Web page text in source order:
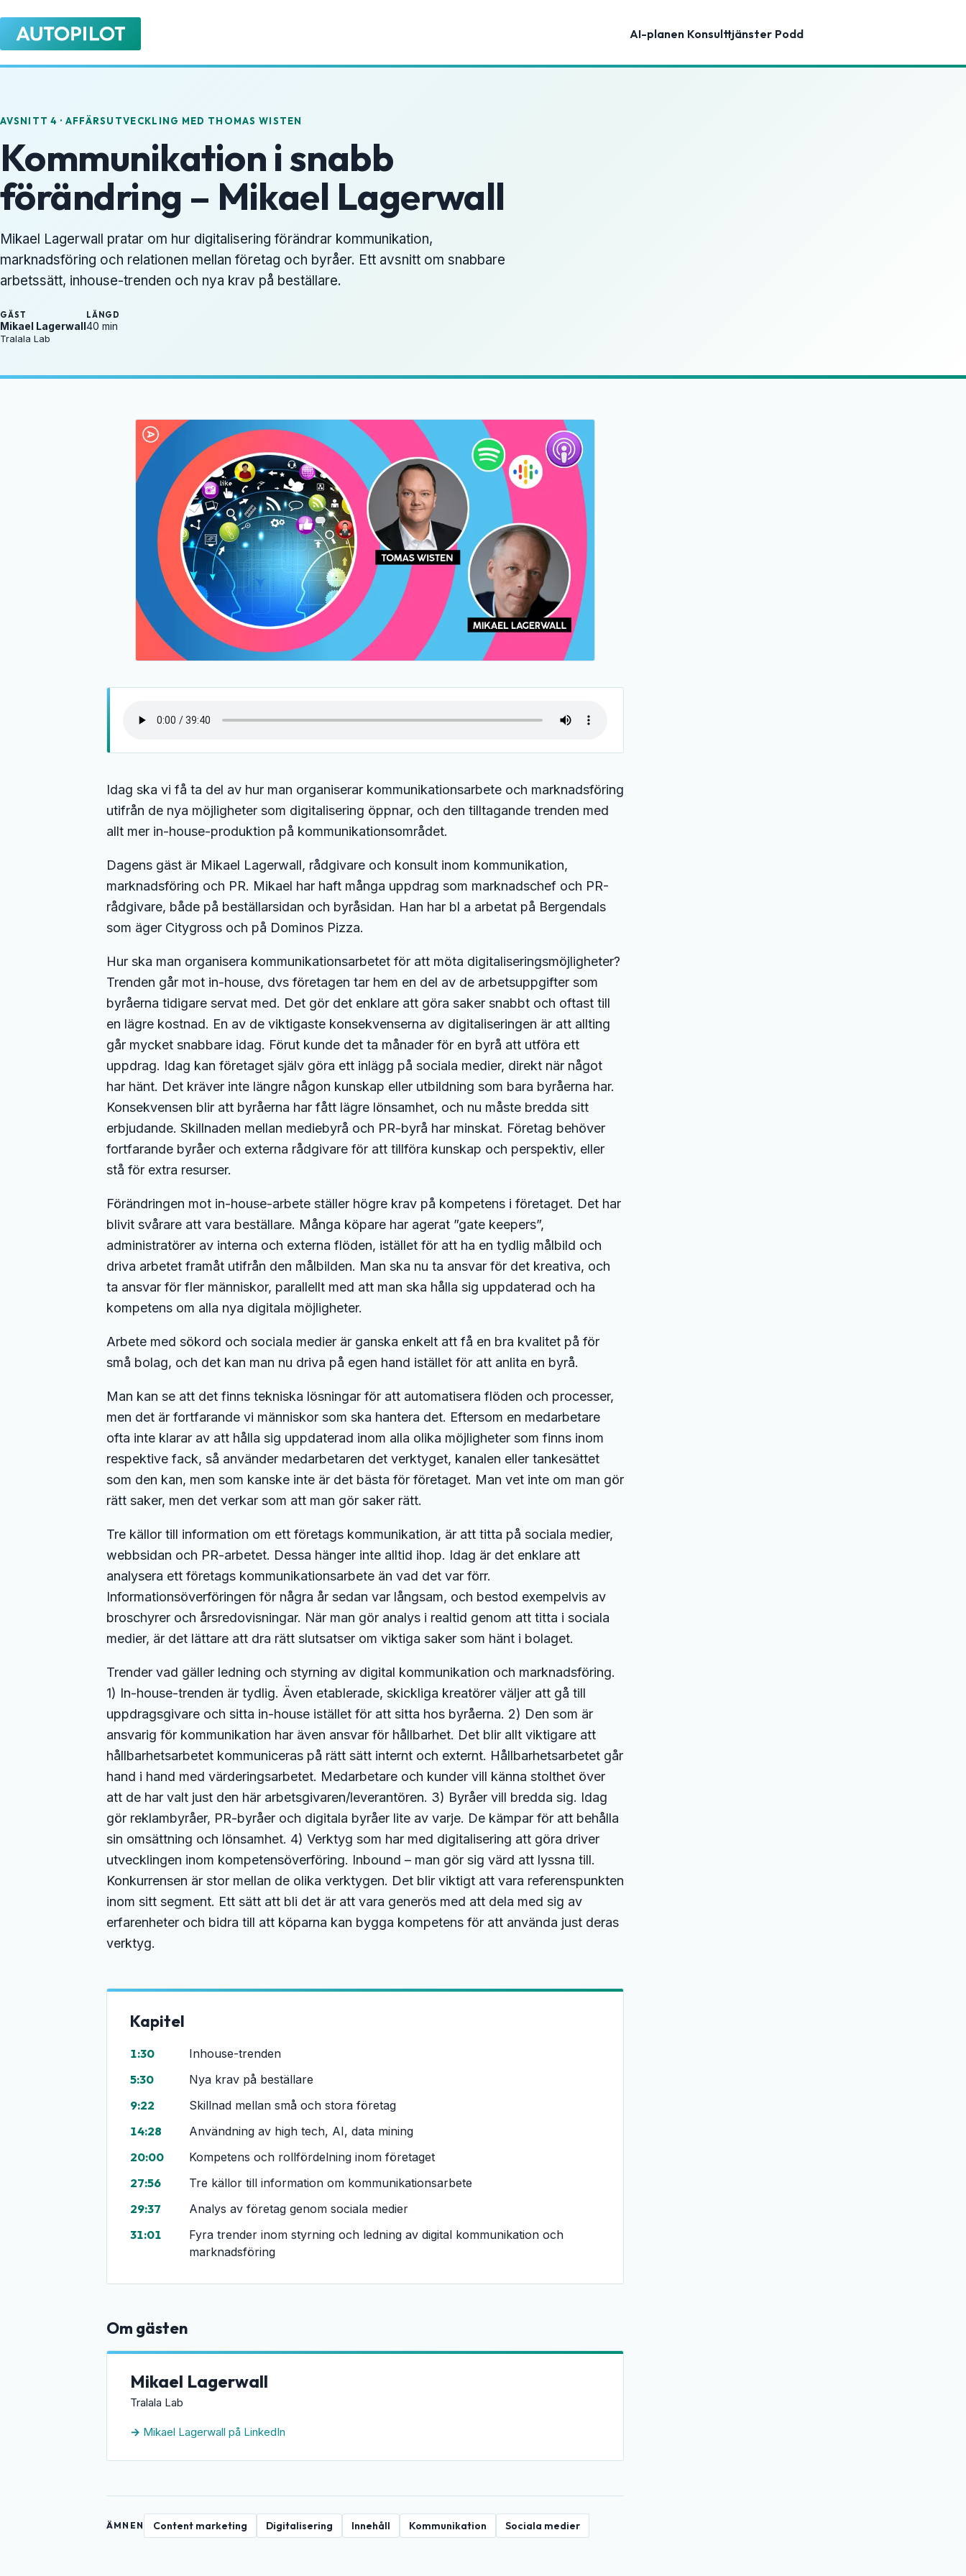
AI-planen Konsulttjänster Podd
AVSNITT 4 · AFFÄRSUTVECKLING MED THOMAS WISTEN
Kommunikation i snabb
förändring – Mikael Lagerwall
Mikael Lagerwall pratar om hur digitalisering förändrar kommunikation,
marknadsföring och relationen mellan företag och byråer. Ett avsnitt om snabbare
arbetssätt, inhouse-trenden och nya krav på beställare.
GÄST
Mikael Lagerwall
Tralala Lab
LÄNGD
40 min
Idag ska vi få ta del av hur man organiserar kommunikationsarbete och marknadsföring
utifrån de nya möjligheter som digitalisering öppnar, och den tilltagande trenden med
allt mer in-house-produktion på kommunikationsområdet.
Dagens gäst är Mikael Lagerwall, rådgivare och konsult inom kommunikation,
marknadsföring och PR. Mikael har haft många uppdrag som marknadschef och PR-
rådgivare, både på beställarsidan och byråsidan. Han har bl a arbetat på Bergendals
som äger Citygross och på Dominos Pizza.
Hur ska man organisera kommunikationsarbetet för att möta digitaliseringsmöjligheter?
Trenden går mot in-house, dvs företagen tar hem en del av de arbetsuppgifter som
byråerna tidigare servat med. Det gör det enklare att göra saker snabbt och oftast till
en lägre kostnad. En av de viktigaste konsekvenserna av digitaliseringen är att allting
går mycket snabbare idag. Förut kunde det ta månader för en byrå att utföra ett
uppdrag. Idag kan företaget själv göra ett inlägg på sociala medier, direkt när något
har hänt. Det kräver inte längre någon kunskap eller utbildning som bara byråerna har.
Konsekvensen blir att byråerna har fått lägre lönsamhet, och nu måste bredda sitt
erbjudande. Skillnaden mellan mediebyrå och PR-byrå har minskat. Företag behöver
fortfarande byråer och externa rådgivare för att tillföra kunskap och perspektiv, eller
stå för extra resurser.
Förändringen mot in-house-arbete ställer högre krav på kompetens i företaget. Det har
blivit svårare att vara beställare. Många köpare har agerat ”gate keepers”,
administratörer av interna och externa flöden, istället för att ha en tydlig målbild och
driva arbetet framåt utifrån den målbilden. Man ska nu ta ansvar för det kreativa, och
ta ansvar för fler människor, parallellt med att man ska hålla sig uppdaterad och ha
kompetens om alla nya digitala möjligheter.
Arbete med sökord och sociala medier är ganska enkelt att få en bra kvalitet på för
små bolag, och det kan man nu driva på egen hand istället för att anlita en byrå.
Man kan se att det finns tekniska lösningar för att automatisera flöden och processer,
men det är fortfarande vi människor som ska hantera det. Eftersom en medarbetare
ofta inte klarar av att hålla sig uppdaterad inom alla olika möjligheter som finns inom
respektive fack, så använder medarbetaren det verktyget, kanalen eller tankesättet
som den kan, men som kanske inte är det bästa för företaget. Man vet inte om man gör
rätt saker, men det verkar som att man gör saker rätt.
Tre källor till information om ett företags kommunikation, är att titta på sociala medier,
webbsidan och PR-arbetet. Dessa hänger inte alltid ihop. Idag är det enklare att
analysera ett företags kommunikationsarbete än vad det var förr.
Informationsöverföringen för några år sedan var långsam, och bestod exempelvis av
broschyrer och årsredovisningar. När man gör analys i realtid genom att titta i sociala
medier, är det lättare att dra rätt slutsatser om viktiga saker som hänt i bolaget.
Trender vad gäller ledning och styrning av digital kommunikation och marknadsföring.
1) In-house-trenden är tydlig. Även etablerade, skickliga kreatörer väljer att gå till
uppdragsgivare och sitta in-house istället för att sitta hos byråerna. 2) Den som är
ansvarig för kommunikation har även ansvar för hållbarhet. Det blir allt viktigare att
hållbarhetsarbetet kommuniceras på rätt sätt internt och externt. Hållbarhetsarbetet går
hand i hand med värderingsarbetet. Medarbetare och kunder vill känna stolthet över
att de har valt just den här arbetsgivaren/leverantören. 3) Byråer vill bredda sig. Idag
gör reklambyråer, PR-byråer och digitala byråer lite av varje. De kämpar för att behålla
sin omsättning och lönsamhet. 4) Verktyg som har med digitalisering att göra driver
utvecklingen inom kompetensöverföring. Inbound – man gör sig värd att lyssna till.
Konkurrensen är stor mellan de olika verktygen. Det blir viktigt att vara referenspunkten
inom sitt segment. Ett sätt att bli det är att vara generös med att dela med sig av
erfarenheter och bidra till att köparna kan bygga kompetens för att använda just deras
verktyg.
Kapitel
1:30
Inhouse-trenden
5:30
Nya krav på beställare
9:22
Skillnad mellan små och stora företag
14:28
Användning av high tech, AI, data mining
20:00
Kompetens och rollfördelning inom företaget
27:56
Tre källor till information om kommunikationsarbete
29:37
Analys av företag genom sociala medier
31:01
Fyra trender inom styrning och ledning av digital kommunikation och
marknadsföring
Om gästen
Mikael Lagerwall
Tralala Lab
Mikael Lagerwall på LinkedIn
ÄMNEN Content marketing Digitalisering Innehåll Kommunikation Sociala medier